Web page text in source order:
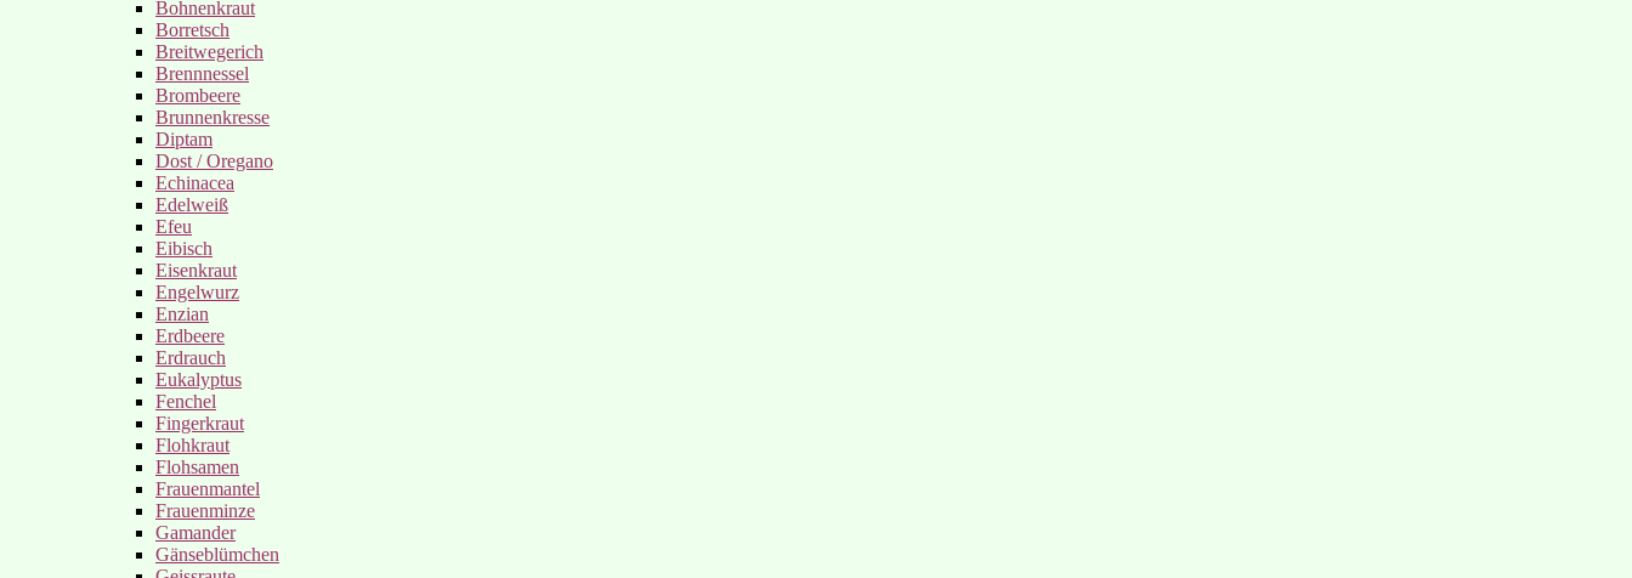
Bohnenkraut
Borretsch
Breitwegerich
Brennnessel
Brombeere
Brunnenkresse
Diptam
Dost / Oregano
Echinacea
Edelweiß
Efeu
Eibisch
Eisenkraut
Engelwurz
Enzian
Erdbeere
Erdrauch
Eukalyptus
Fenchel
Fingerkraut
Flohkraut
Flohsamen
Frauenmantel
Frauenminze
Gamander
Gänseblümchen